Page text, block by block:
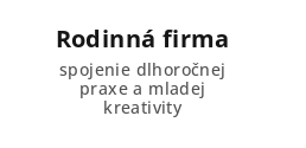
Rodinná firma
spojenie dlhoročnej
praxe a mladej
kreativity